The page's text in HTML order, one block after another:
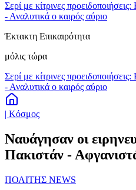
Σερί με κίτρινες
- Αναλυτικά ο καιρός αύριο
Έκτακτη Επικαιρότητα
μόλις τώρα
Σερί με κίτρινες
- Αναλυτικά ο καιρός αύριο
| Κόσμος
Ναυάγησαν οι
Πακιστάν -
ΠΟΛΙΤΗΣ NEWS